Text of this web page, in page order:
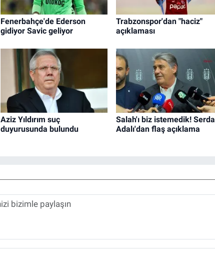
Fenerbahçe'de Ederson
gidiyor Savic geliyor
Trabzonspor'dan "haciz"
açıklaması
Aziz Yıldırım suç
duyurusunda bulundu
Salah'ı biz istemedik! Serdal
Adalı'dan flaş açıklama